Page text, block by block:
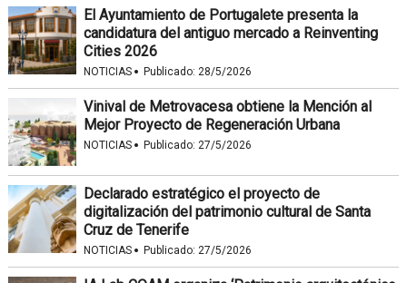
El Ayuntamiento de Portugalete presenta la
candidatura del antiguo mercado a Reinventing
Cities 2026
NOTICIAS · Publicado: 28/5/2026
Vinival de Metrovacesa obtiene la Mención al
Mejor Proyecto de Regeneración Urbana
NOTICIAS · Publicado: 27/5/2026
Declarado estratégico el proyecto de
digitalización del patrimonio cultural de Santa
Cruz de Tenerife
NOTICIAS · Publicado: 27/5/2026